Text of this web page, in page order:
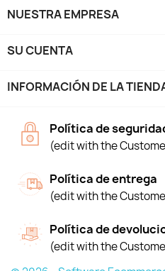
NUESTRA EMPRESA
SU CUENTA
INFORMACIÓN DE LA
Política de
(edit with the
Política de entrega
(edit with the
Política de
(edit with the